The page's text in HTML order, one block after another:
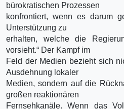
bürokratischen Prozessen
konfrontiert, wenn es darum
Unterstützung zu
erhalten, welche die
vorsieht.“ Der Kampf im
Feld der Medien bezieht sich
Ausdehnung lokaler
Medien, sondern auf die
großen reaktionären
Fernsehkanäle. Wenn das